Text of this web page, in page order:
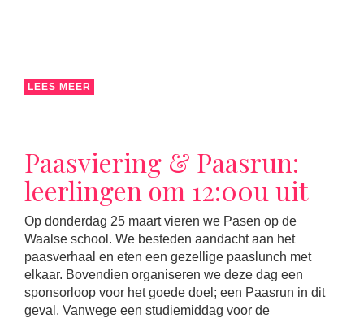
LEES MEER
Paasviering & Paasrun:
leerlingen om 12:00u uit
Op donderdag 25 maart vieren we Pasen op de
Waalse school. We besteden aandacht aan het
paasverhaal en eten een gezellige paaslunch met
elkaar. Bovendien organiseren we deze dag een
sponsorloop voor het goede doel; een Paasrun in dit
geval. Vanwege een studiemiddag voor de